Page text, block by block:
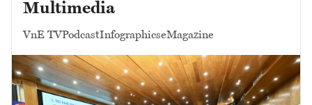
Multimedia
VnE TVPodcastInfographicseMagazine